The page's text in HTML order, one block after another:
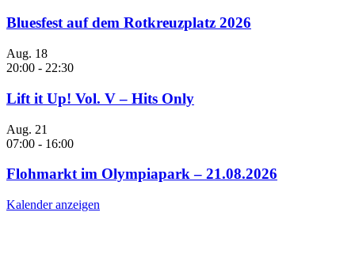
Bluesfest auf dem Rotkreuzplatz 2026
Aug. 18
20:00 - 22:30
Lift it Up! Vol. V – Hits Only
Aug. 21
07:00 - 16:00
Flohmarkt im Olympiapark – 21.08.2026
Kalender anzeigen